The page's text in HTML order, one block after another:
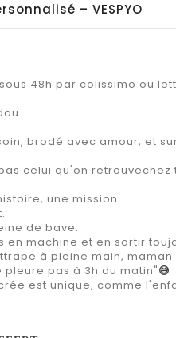
– VESPYO
48h par colissimo ou
brodé avec amour, et
celui qu'on retrouvechez
une mission:
de bave.
en machine et en sortir
à pleine main,
pleure pas à 3h du matin"😅
est unique, comme